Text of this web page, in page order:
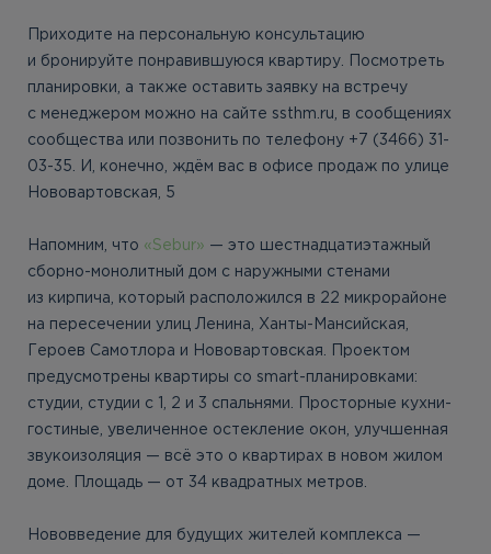
Приходите на персональную консультацию
и бронируйте понравившуюся квартиру. Посмотреть
планировки, а также оставить заявку на встречу
с менеджером можно на сайте ssthm.ru, в сообщениях
сообщества или позвонить по телефону +7 (3466) 31-
03-35. И, конечно, ждём вас в офисе продаж по улице
Нововартовская, 5
Напомним, что «Sebur» — это шестнадцатиэтажный
сборно-монолитный дом с наружными стенами
из кирпича, который расположился в 22 микрорайоне
на пересечении улиц Ленина, Ханты-Мансийская,
Героев Самотлора и Нововартовская. Проектом
предусмотрены квартиры со smart-планировками:
студии, студии с 1, 2 и 3 спальнями. Просторные кухни-
гостиные, увеличенное остекление окон, улучшенная
звукоизоляция — всё это о квартирах в новом жилом
доме. Площадь — от 34 квадратных метров.
Нововведение для будущих жителей комплекса —